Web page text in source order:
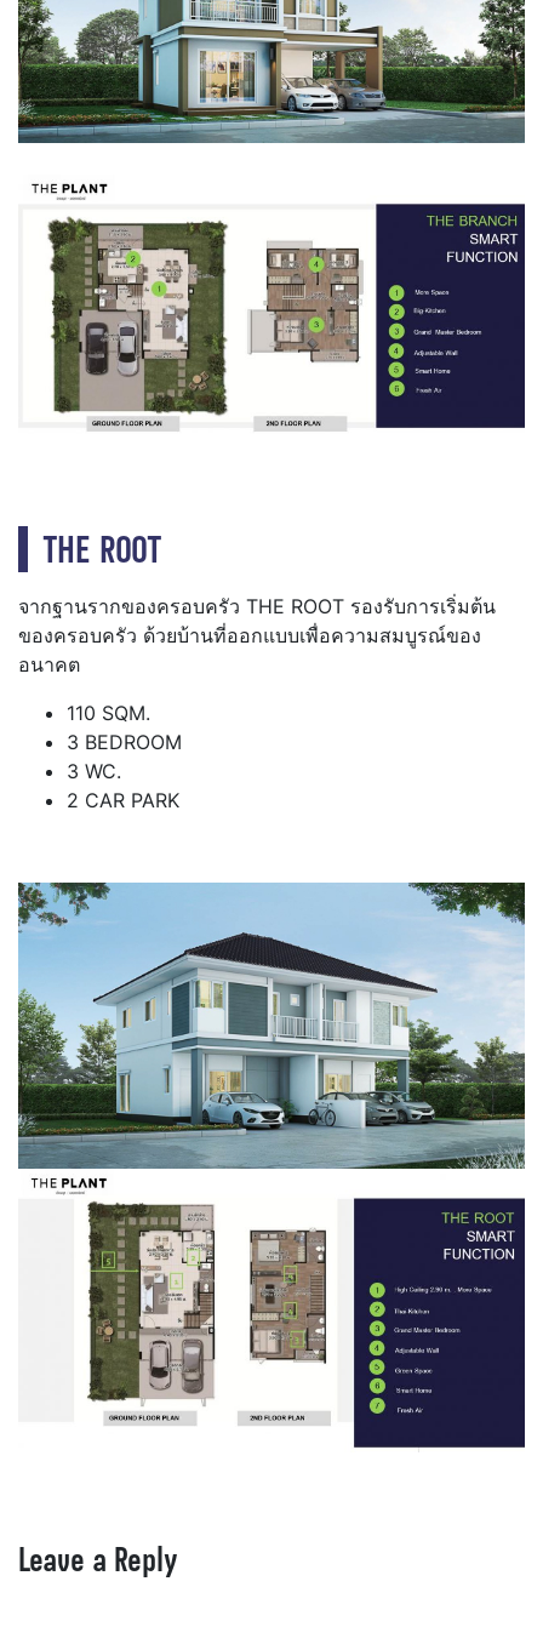
THE ROOT
จากฐานรากของครอบครัว THE ROOT รองรับการเริ่มต้น
ของครอบครัว ด้วยบ้านที่ออกแบบเพื่อความสมบูรณ์ของ
อนาคต
110 SQM.
3 BEDROOM
3 WC.
2 CAR PARK
Leave a Reply